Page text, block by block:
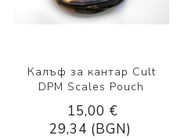
Калъф за кантар Cult
DPM Scales Pouch
15,00 €
29,34 (BGN)